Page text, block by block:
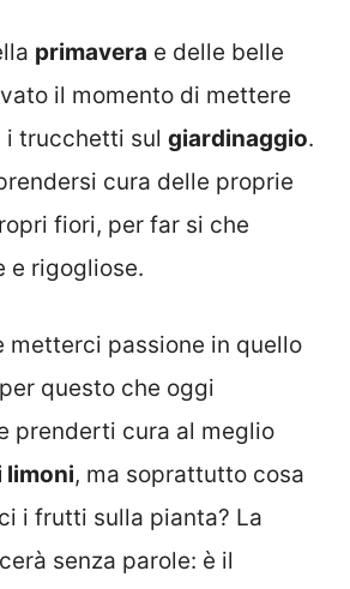
primavera e delle belle
il momento di mettere
trucchetti sul giardinaggio.
cura delle proprie
fiori, per far si che
e rigogliose.
metterci passione in quello
questo che oggi
prenderti cura al meglio
limoni, ma soprattutto cosa
i frutti sulla pianta? La
senza parole: è il